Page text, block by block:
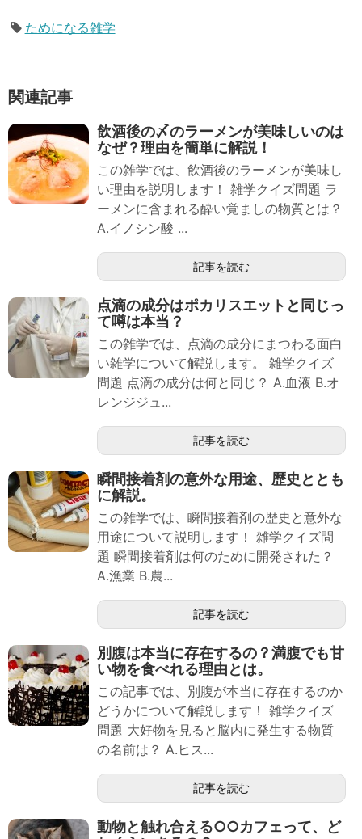
ためになる雑学
関連記事
飲酒後の〆のラーメンが美味しいのは
なぜ？理由を簡単に解説！
この雑学では、飲酒後のラーメンが美味し
い理由を説明します！ 雑学クイズ問題 ラ
ーメンに含まれる酔い覚ましの物質とは？
A.イノシン酸 ...
記事を読む
点滴の成分はポカリスエットと同じっ
て噂は本当？
この雑学では、点滴の成分にまつわる面白
い雑学について解説します。 雑学クイズ
問題 点滴の成分は何と同じ？ A.血液 B.オ
レンジジュ...
記事を読む
瞬間接着剤の意外な用途、歴史ととも
に解説。
この雑学では、瞬間接着剤の歴史と意外な
用途について説明します！ 雑学クイズ問
題 瞬間接着剤は何のために開発された？
A.漁業 B.農...
記事を読む
別腹は本当に存在するの？満腹でも甘
い物を食べれる理由とは。
この記事では、別腹が本当に存在するのか
どうかについて解説します！ 雑学クイズ
問題 大好物を見ると脳内に発生する物質
の名前は？ A.ヒス...
記事を読む
動物と触れ合える○○カフェって、ど